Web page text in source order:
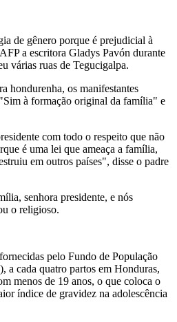
de gênero porque é prejudicial à
a escritora Gladys Pavón durante
várias ruas de Tegucigalpa.
hondurenha, os manifestantes
à formação original da família" e
com todo o respeito que não
é uma lei que ameaça a família,
em outros países", disse o padre
senhora presidente, e nós
o religioso.
pelo Fundo de População
a cada quatro partos em Honduras,
menos de 19 anos, o que coloca o
índice de gravidez na adolescência